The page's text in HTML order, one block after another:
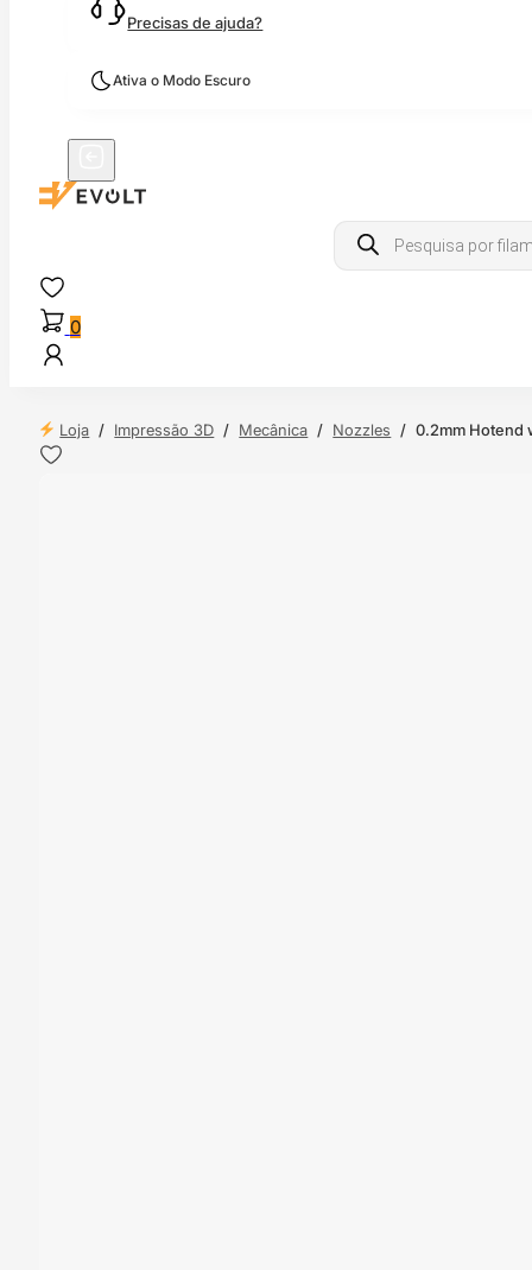
Precisas de ajuda?
Ativa o Modo Escuro
Products
search
0
Loja / Impressão 3D / Mecânica / Nozzles / 0.2mm Hotend